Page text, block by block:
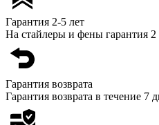
Гарантия 2-5 лет
На стайлеры и фены гарантия 2
Гарантия возврата
Гарантия возврата в течение 7